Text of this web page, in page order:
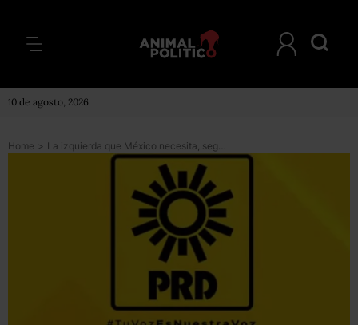
10 de agosto, 2026
Home > La izquierda que México necesita, según el PRD